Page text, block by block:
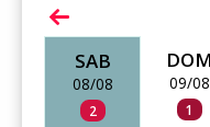
SAB
08/08
2
DOM
09/08
1